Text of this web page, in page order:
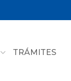
TRÁMITES